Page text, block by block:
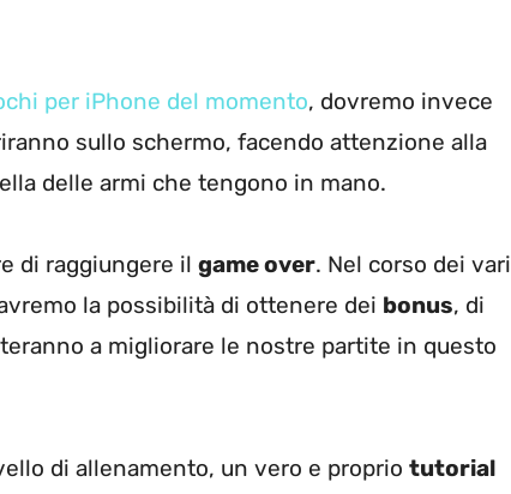
per iPhone del momento, dovremo invece
sullo schermo, facendo attenzione alla
delle armi che tengono in mano.
di raggiungere il game over. Nel corso dei vari
la possibilità di ottenere dei bonus, di
a migliorare le nostre partite in questo
di allenamento, un vero e proprio tutorial